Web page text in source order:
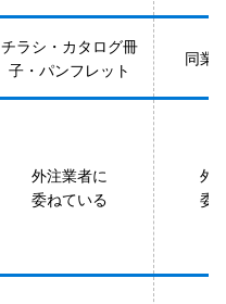
チラシ・カタログ冊
子・パンフレット
同業
外注業者に
委ねている
外
委